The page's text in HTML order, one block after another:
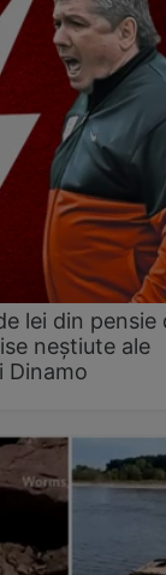
lei din pensie
neștiute ale
Dinamo